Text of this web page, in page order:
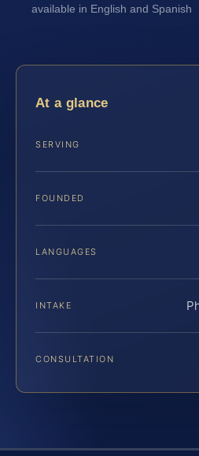
available in English and Spanish
At a glance
SERVING
FOUNDED
LANGUAGES
INTAKE
CONSULTATION